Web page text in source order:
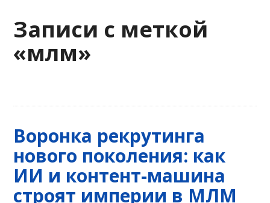
Записи с меткой
«млм»
Воронка рекрутинга
нового поколения: как
ИИ и контент-машина
строят империи в МЛМ